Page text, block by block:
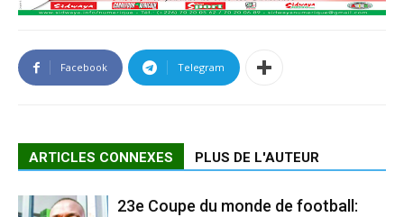
Facebook Telegram
ARTICLES CONNEXES PLUS DE L'AUTEUR
23e Coupe du monde de football: